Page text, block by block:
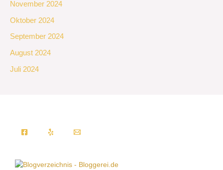
November 2024
Oktober 2024
September 2024
August 2024
Juli 2024